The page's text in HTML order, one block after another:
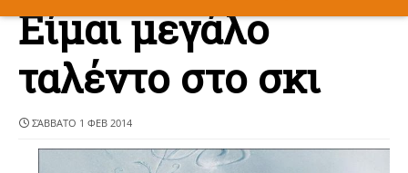
Είμαι μεγάλο
ταλέντο στο σκι
ΣΆΒΒΑΤΟ 1 ΦΕΒ 2014